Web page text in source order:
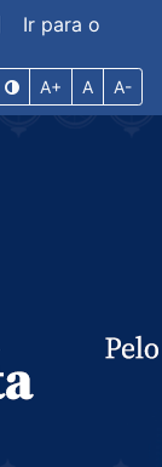
Ir para o
A+ A A-